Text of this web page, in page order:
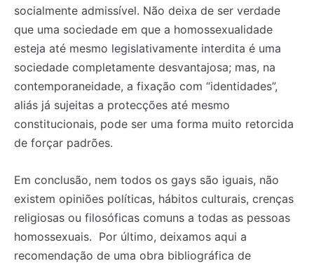
socialmente admissível. Não deixa de ser verdade
que uma sociedade em que a homossexualidade
esteja até mesmo legislativamente interdita é uma
sociedade completamente desvantajosa; mas, na
contemporaneidade, a fixação com “identidades”,
aliás já sujeitas a protecções até mesmo
constitucionais, pode ser uma forma muito retorcida
de forçar padrões.
Em conclusão, nem todos os gays são iguais, não
existem opiniões políticas, hábitos culturais, crenças
religiosas ou filosóficas comuns a todas as pessoas
homossexuais. Por último, deixamos aqui a
recomendação de uma obra bibliográfica de